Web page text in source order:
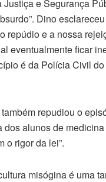
e Segurança
Dino
repúdio e a nossa
eventualmente ficar
é da Polícia Civil
repudiou o
dos alunos de
o rigor da lei”.
misógina é uma